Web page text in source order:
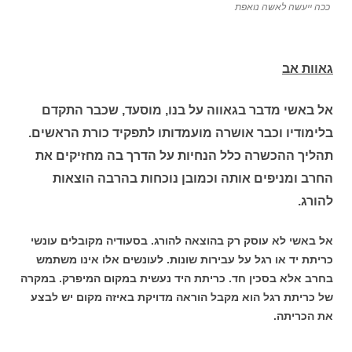
ככה ייעשה לאשה נואפת
גאוות אב
אל באשי מדבר בגאווה על בנו, מוסעד, שכבר התקדם
בלימודיו וכבר אושרה מועמדותו לתפקיד כורת הראשים.
תהליך ההכשרה כלל הנחיות על הדרך בה מחזיקים את
החרב ומניפים אותה וכמובן נוכחות בהרבה הוצאות
להורג.
אל באשי לא עוסק רק בהוצאה להורג. בסעודיה מקובלים עונשי
כריתת יד או רגל על עבירות שונות. לעונשים אלו אינו משתמש
בחרב אלא בסכין חד. כריתת היד נעשית במקום המיפרק. במקרה
של כריתת רגל הוא מקבל הוראה מדויקת באיזה מקום יש לבצע
את הכריתה.